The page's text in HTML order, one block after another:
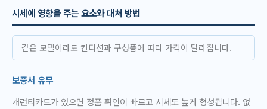
시세에 영향을 주는 요소와 대처 방법
같은 모델이라도 컨디션과 구성품에 따라 가격이 달라집니다.
보증서 유무
개런티카드가 있으면 정품 확인이 빠르고 시세도 높게 형성됩니다. 없